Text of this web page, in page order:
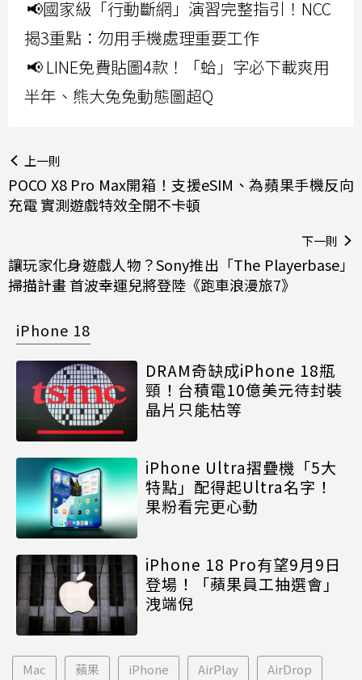
📢國家級「行動斷網」演習完整指引！NCC
揭3重點：勿用手機處理重要工作
📢 LINE免費貼圖4款！「蛤」字必下載爽用
半年、熊大兔兔動態圖超Q
上一則
POCO X8 Pro Max開箱！支援eSIM、為蘋果手機反向
充電 實測遊戲特效全開不卡頓
下一則
讓玩家化身遊戲人物？Sony推出「The Playerbase」
掃描計畫 首波幸運兒將登陸《跑車浪漫旅7》
iPhone 18
DRAM奇缺成iPhone 18瓶
頸！台積電10億美元待封裝
晶片只能枯等
iPhone Ultra摺疊機「5大
特點」配得起Ultra名字！
果粉看完更心動
iPhone 18 Pro有望9月9日
登場！「蘋果員工抽選會」
洩端倪
Mac 蘋果 iPhone AirPlay AirDrop